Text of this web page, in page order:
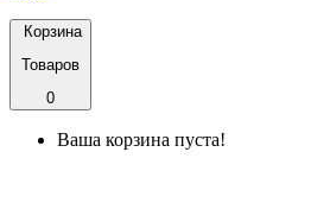
Корзина
Товаров
0
Ваша корзина пуста!